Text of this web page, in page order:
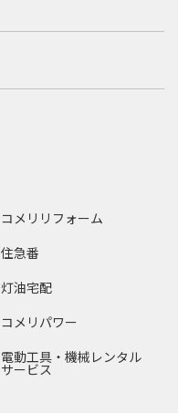
コメリリフォーム
住急番
灯油宅配
コメリパワー
電動工具・機械レンタル
サービス